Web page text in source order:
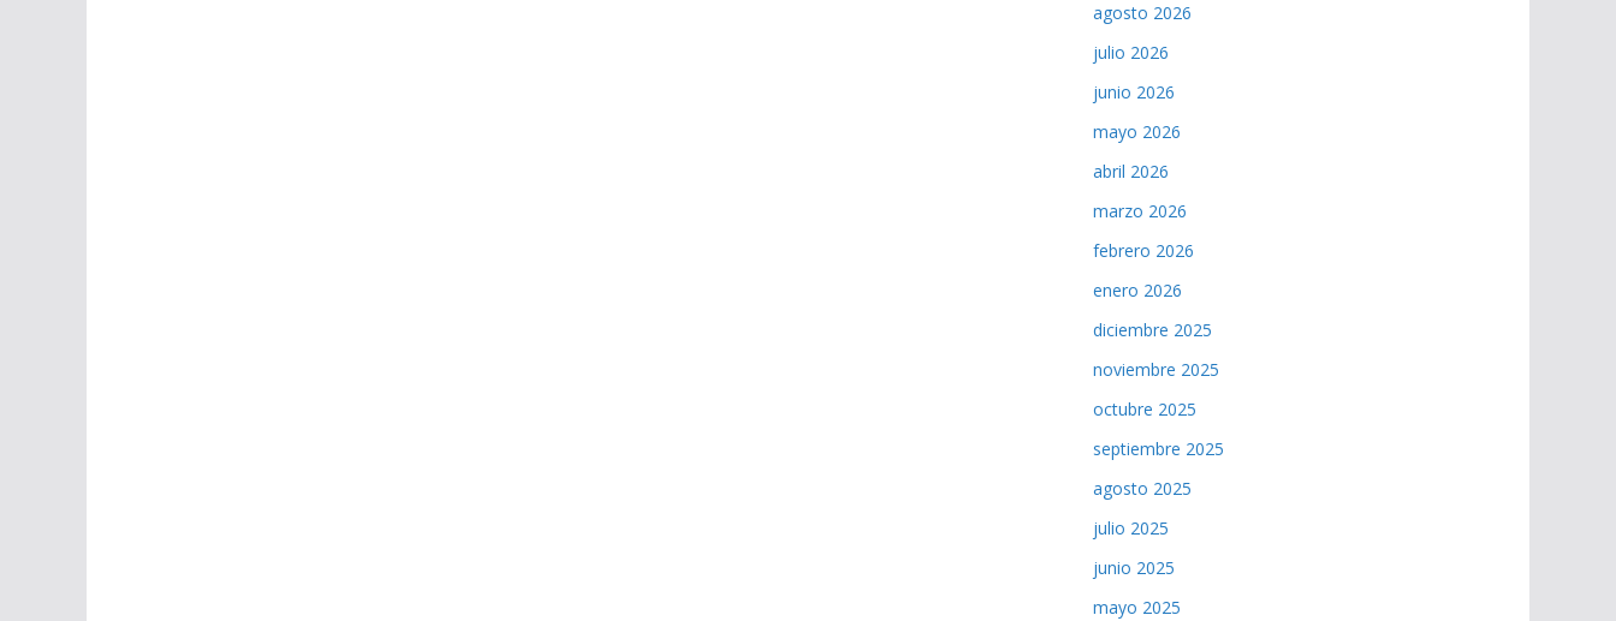
agosto 2026
julio 2026
junio 2026
mayo 2026
abril 2026
marzo 2026
febrero 2026
enero 2026
diciembre 2025
noviembre 2025
octubre 2025
septiembre 2025
agosto 2025
julio 2025
junio 2025
mayo 2025